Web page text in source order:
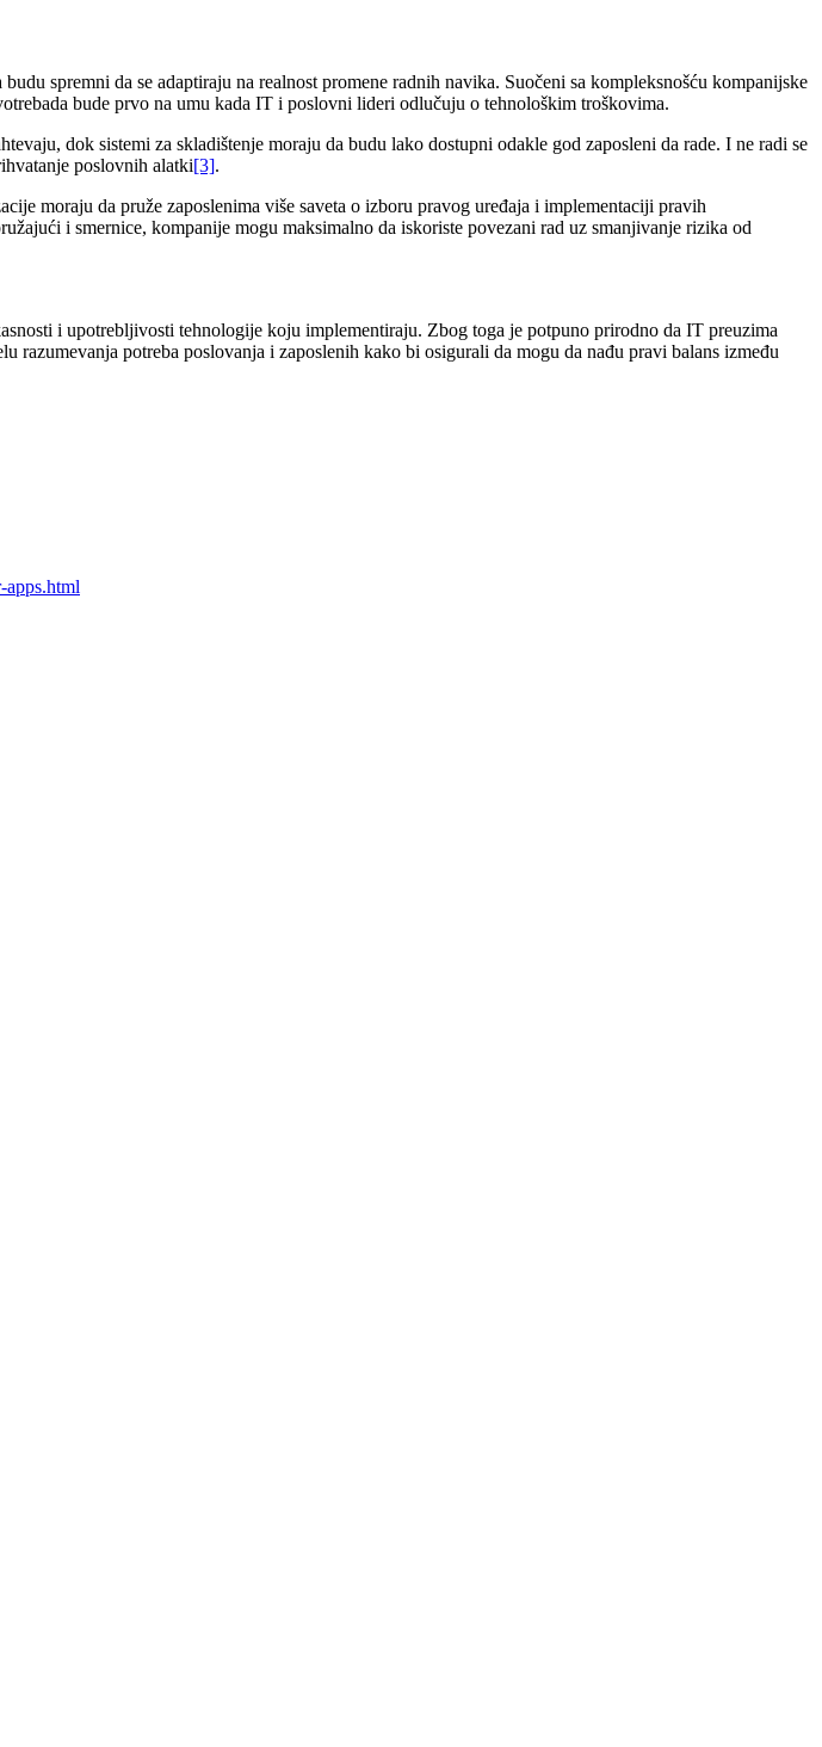
spremni da se adaptiraju na realnost promene radnih navika. Suočeni sa kompleksnošću kompanijske
bude prvo na umu kada IT i poslovni lideri odlučuju o tehnološkim troškovima.
dok sistemi za skladištenje moraju da budu lako dostupni odakle god zaposleni da rade. I ne radi se
poslovnih alatki[3].
moraju da pruže zaposlenima više saveta o izboru pravog uređaja i implementaciji pravih
i smernice, kompanije mogu maksimalno da iskoriste povezani rad uz smanjivanje rizika od
i upotrebljivosti tehnologije koju implementiraju. Zbog toga je potpuno prirodno da IT preuzima
potreba poslovanja i zaposlenih kako bi osigurali da mogu da nađu pravi balans između
apps.html